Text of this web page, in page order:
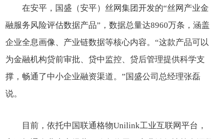
在安平，国盛（安平）丝网集团开发的“丝网产业金
融服务风险评估数据产品”，数据总量达8960万条，涵盖
企业全息画像、产业链数据等核心内容。“这款产品可以
为金融机构贷前审批、贷中监控、贷后管理提供科学支
撑，畅通了中小企业融资渠道。”国盛公司总经理张磊
说。
目前，依托中国联通格物Unilink工业互联网平台，